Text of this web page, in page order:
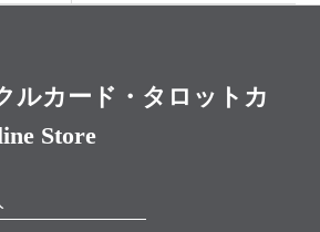
ルカード・タロットカ
Store